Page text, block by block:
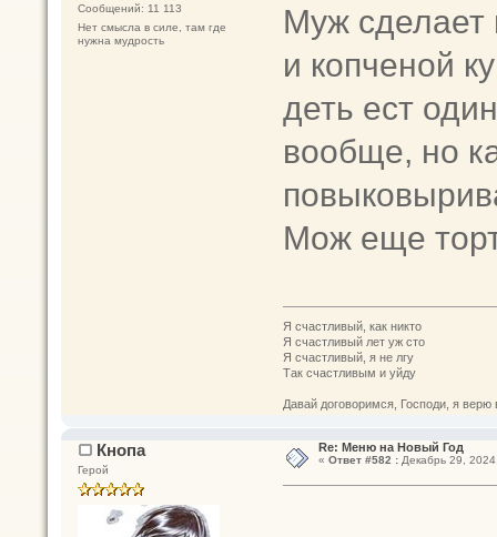
Сообщений: 11 113
Нет смысла в силе, там где
нужна мудрость
Муж сделает
и копченой
деть ест
вообще, но
Мож еще
Я счастливый, как никто
Я счастливый лет уж сто
Я счастливый, я не лгу
Так счастливым и уйду
Давай договоримся, Господи, я
Кнопа
Герой
Re: Меню на Новый Год
« Ответ #582 :Декабрь 29,